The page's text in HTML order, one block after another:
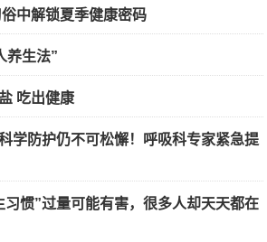
中解锁夏季健康密码
养生法”
吃出健康
学防护仍不可松懈！呼吸科专家紧急提
习惯”过量可能有害，很多人却天天都在